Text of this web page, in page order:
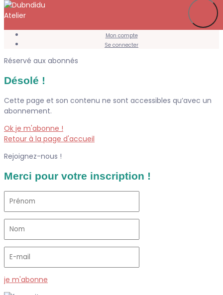
Mon compte
Se connecter
Réservé aux abonnés
Désolé !
Cette page et son contenu ne sont accessibles qu’avec un
abonnement.
Ok je m'abonne !
Retour à la page d'accueil
Rejoignez-nous !
Merci pour votre inscription !
je m'abonne